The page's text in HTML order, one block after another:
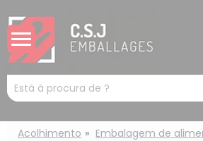
Mots
clés
:
Acolhimento
Embalagem de